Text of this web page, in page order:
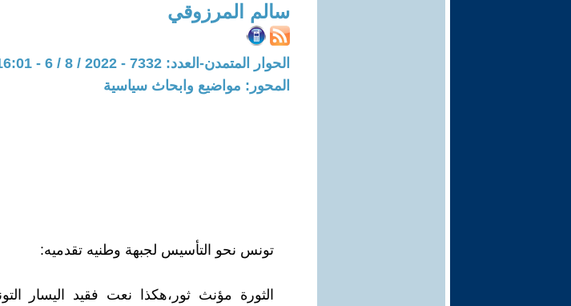
سالم المرزوقي
الحوار المتمدن-العدد: 7332 - 2022 / 8 / 6 - 16:01
المحور: مواضيع وابحاث سياسية
تونس نحو التأسيس لجبهة وطنيه تقدميه:
الثورة مؤنث ثور،هكذا نعت فقيد اليسار